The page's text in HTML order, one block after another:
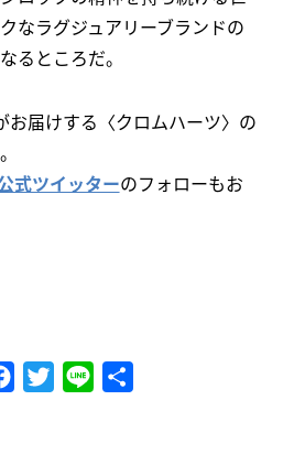
なラグジュアリーブランドの
るところだ。
お届けする〈クロムハーツ〉の
式ツイッターのフォローもお
FacebookTwitterLine